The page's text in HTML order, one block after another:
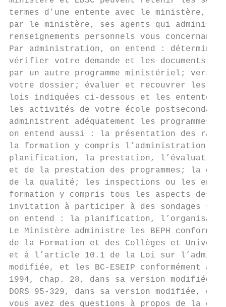
termes d’une entente avec le ministère,
par le ministère, ses agents qui
renseignements personnels vous
Par administration, on entend : déterminer
vérifier votre demande et les documents
par un autre programme ministériel;
votre dossier; évaluer et recouvrer les
lois indiquées ci-dessous et les
les activités de votre école
administrent adéquatement les
on entend aussi : la présentation des
la formation y compris l’administration et
planification, la prestation, l’évaluation
et de la prestation des programmes; la
de la qualité; les inspections ou les
formation y compris tous les aspects des
invitation à participer à des sondages sur
on entend : la planification, l’organisation
Le Ministère administre les BEPH
de la Formation et des Collèges et
et à l’article 10.1 de la Loi sur
modifiée, et les BC-ESEIP conformément
1994, chap. 28, dans sa version modifiée,
DORS 95-329, dans sa version modifiée,
vous avez des questions à propos de la